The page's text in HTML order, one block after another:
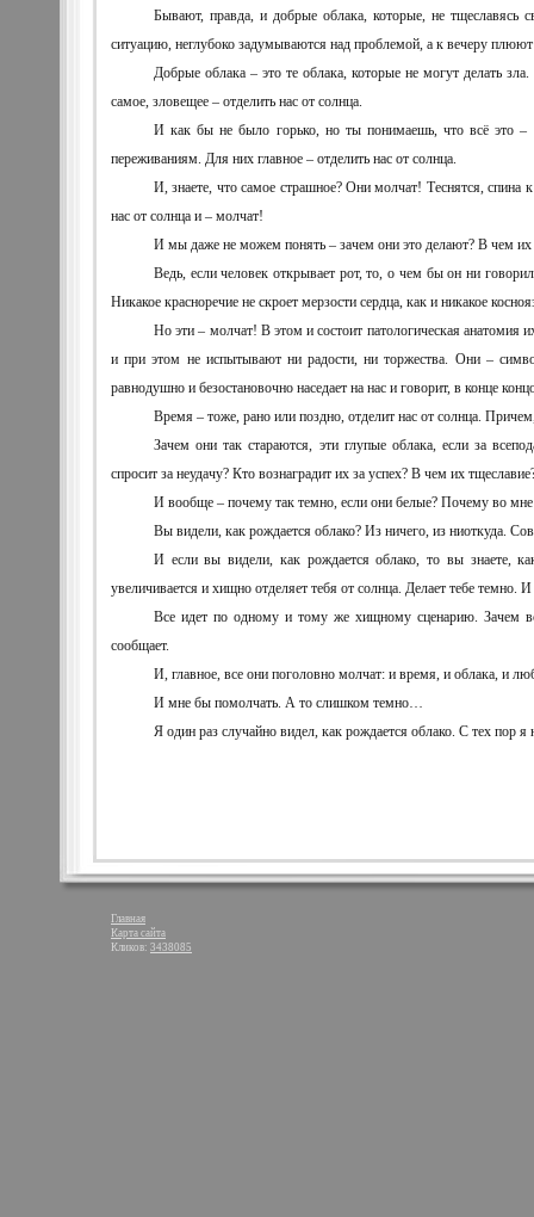
Бывают, правда, и добрые облака, которые, не
ситуацию, неглубоко задумываются над проблемой, а к вечеру
Добрые облака – это те облака, которые не могут делать
самое, зловещее – отделить нас от солнца.
И как бы не было горько, но ты понимаешь, что всё это
переживаниям. Для них главное – отделить нас от солнца.
И, знаете, что самое страшное? Они молчат! Теснятся,
нас от солнца и – молчат!
И мы даже не можем понять – зачем они это делают? В чем их
Ведь, если человек открывает рот, то, о чем бы он ни
Никакое красноречие не скроет мерзости сердца, как и никакое
Но эти – молчат! В этом и состоит патологическая анатомия
и при этом не испытывают ни радости, ни торжества. Они –
равнодушно и безостановочно наседает на нас и говорит, в конце
Время – тоже, рано или поздно, отделит нас от солнца.
Зачем они так стараются, эти глупые облака, если за
спросит за неудачу? Кто вознаградит их за успех? В чем их
И вообще – почему так темно, если они белые? Почему во мне
Вы видели, как рождается облако? Из ничего, из ниоткуда.
И если вы видели, как рождается облако, то вы знаете,
увеличивается и хищно отделяет тебя от солнца. Делает тебе темно.
Все идет по одному и тому же хищному сценарию. Зачем
сообщает.
И, главное, все они поголовно молчат: и время, и облака, и
И мне бы помолчать. А то слишком темно…
Я один раз случайно видел, как рождается облако. С тех пор
Главная
Карта сайта
Кликов: 3438085